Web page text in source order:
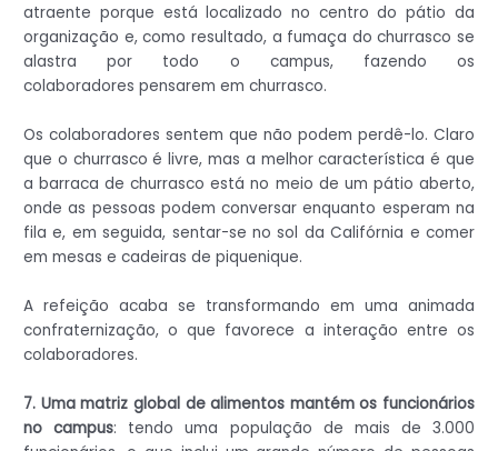
atraente porque está localizado no centro do pátio da
organização e, como resultado, a fumaça do churrasco se
alastra por todo o campus, fazendo os
colaboradores pensarem em churrasco.
Os colaboradores sentem que não podem perdê-lo. Claro
que o churrasco é livre, mas a melhor característica é que
a barraca de churrasco está no meio de um pátio aberto,
onde as pessoas podem conversar enquanto esperam na
fila e, em seguida, sentar-se no sol da Califórnia e comer
em mesas e cadeiras de piquenique.
A refeição acaba se transformando em uma animada
confraternização, o que favorece a interação entre os
colaboradores.
7. Uma matriz global de alimentos mantém os funcionários
no campus: tendo uma população de mais de 3.000